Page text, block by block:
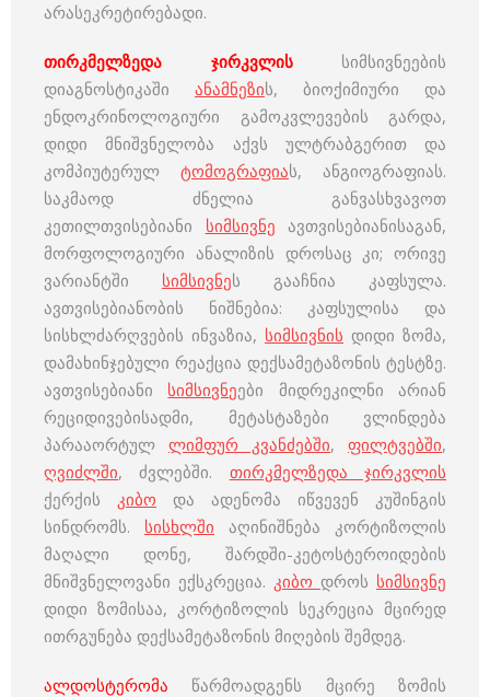
არასეკრეტირებადი.
თირკმელზედა ჯირკვლისსიმსივნეების
დიაგნოსტიკაში ანამნეზის, ბიოქიმიური და
ენდოკრინოლოგიური გამოკვლევების გარდა,
დიდი მნიშვნელობა აქვს ულტრაბგერით და
კომპიუტერულ ტომოგრაფიას, ანგიოგრაფიას.
საკმაოდ ძნელია განვასხვავოთ
კეთილთვისებიანი სიმსივნე ავთვისებიანისაგან,
მორფოლოგიური ანალიზის დროსაც კი; ორივე
ვარიანტში სიმსივნეს გააჩნია კაფსულა.
ავთვისებიანობის ნიშნებია: კაფსულისა და
სისხლძარღვების ინვაზია, სიმსივნის დიდი ზომა,
დამახინჯებული რეაქცია დექსამეტაზონის ტესტზე.
ავთვისებიანი სიმსივნეები მიდრეკილნი არიან
რეციდივებისადმი, მეტასტაზები ვლინდება
პარააორტულ ლიმფურ კვანძებში, ფილტვებში,
ღვიძლში, ძვლებში. თირკმელზედა ჯირკვლის
ქერქის კიბო და ადენომა იწვევენ კუშინგის
სინდრომს. სისხლში აღინიშნება კორტიზოლის
მაღალი დონე, შარდში-კეტოსტეროიდების
მნიშვნელოვანი ექსკრეცია. კიბო დროს სიმსივნე
დიდი ზომისაა, კორტიზოლის სეკრეცია მცირედ
ითრგუნება დექსამეტაზონის მიღების შემდეგ.
ალდოსტერომა წარმოადგენს მცირე ზომის